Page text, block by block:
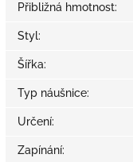
Přibližná hmotnost:
Styl:
Šířka:
Typ náušnice:
Určení:
Zapínání: